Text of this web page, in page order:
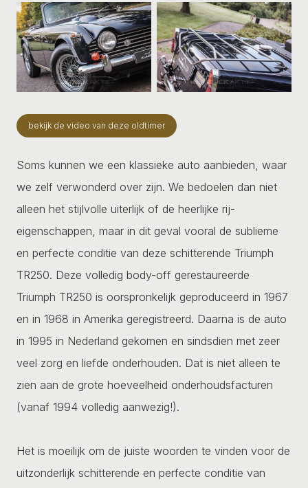
bekijk de video van deze oldtimer
Soms kunnen we een klassieke auto aanbieden, waar
we zelf verwonderd over zijn. We bedoelen dan niet
alleen het stijlvolle uiterlijk of de heerlijke rij-
eigenschappen, maar in dit geval vooral de sublieme
en perfecte conditie van deze schitterende Triumph
TR250. Deze volledig body-off gerestaureerde
Triumph TR250 is oorspronkelijk geproduceerd in 1967
en in 1968 in Amerika geregistreerd. Daarna is de auto
in 1995 in Nederland gekomen en sindsdien met zeer
veel zorg en liefde onderhouden. Dat is niet alleen te
zien aan de grote hoeveelheid onderhoudsfacturen
(vanaf 1994 volledig aanwezig!).
Het is moeilijk om de juiste woorden te vinden voor de
uitzonderlijk schitterende en perfecte conditie van